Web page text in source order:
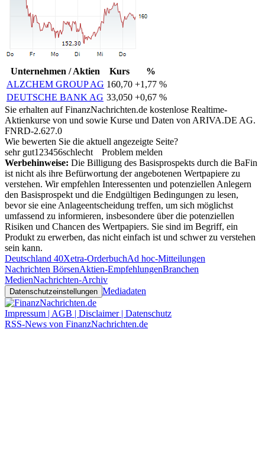
Unternehmen / Aktien Kurs
%
ALZCHEM GROUP AG 160,70 +1,77 %
DEUTSCHE BANK AG 33,050 +0,67 %
Sie erhalten auf FinanzNachrichten.de kostenlose Realtime-
Aktienkurse von und sowie Kurse und Daten von ARIVA.DE AG.
FNRD-2.627.0
Wie bewerten Sie die aktuell angezeigte Seite?
sehr gut1 23456schlecht
Problem melden
Werbehinweise: Die Billigung des Basisprospekts durch die BaFin
ist nicht als ihre Befürwortung der angebotenen Wertpapiere zu
verstehen. Wir empfehlen Interessenten und potenziellen Anlegern
den Basisprospekt und die Endgültigen Bedingungen zu lesen,
bevor sie eine Anlageentscheidung treffen, um sich möglichst
umfassend zu informieren, insbesondere über die potenziellen
Risiken und Chancen des Wertpapiers. Sie sind im Begriff, ein
Produkt zu erwerben, das nicht einfach ist und schwer zu verstehen
sein kann.
Deutschland 40Xetra-OrderbuchAd hoc-Mitteilungen
Nachrichten BörsenAktien-EmpfehlungenBranchen
MedienNachrichten-Archiv
Datenschutzeinstellungen Mediadaten
Impressum | AGB | Disclaimer | Datenschutz
RSS-News von FinanzNachrichten.de